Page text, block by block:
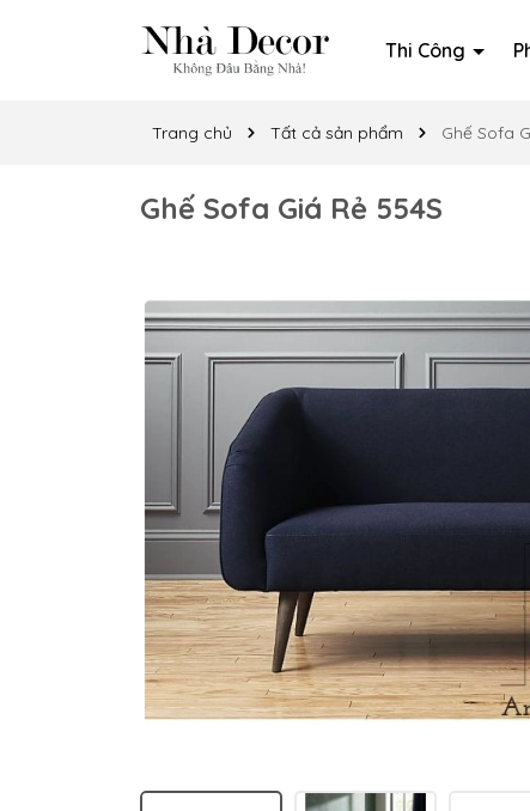
Thi Công
Trang chủ Tất cả sản phẩm Ghế Sofa
Ghế Sofa Giá Rẻ 554S